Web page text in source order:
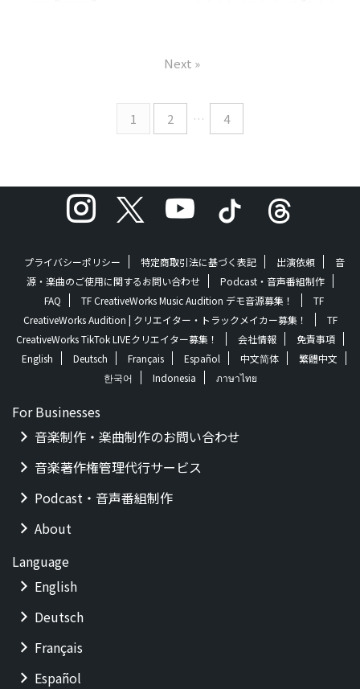
Sensu Planet, Uncle Gee |
except 3: Sensu Planet, Beach
Yunko, Bandado) Empty Lobby
PlanetArrange: Sensu Planet,
4573529370696 ©2021 Sense
Planet managed with TF
CreativeWorks℗2021 Sense
スト ...
1 2 … 4
Next »
プライバシーポリシー 特定商取引法に基づく表記 出演依頼
音
源・楽曲のご使用に関するお問い合わせ
Podcast・音声番組制作
FAQ
TF CreativeWorks Music Audition デモ音源募集！
TF
CreativeWorks Audition | クリエイター・トラックメイカー募集！
TF
CreativeWorks TikTok LIVEクリエイター募集！
会社情報
免責事項
English
Deutsch Français Español 中文简体
繁體中文
한국어
Indonesia ภาษาไทย
For Businesses
音楽制作・楽曲制作のお問い合わせ
音楽著作権管理代行サービス
Podcast・音声番組制作
About
Language
English
Deutsch
Français
Español